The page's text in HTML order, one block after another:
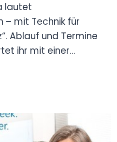
lautet
– mit Technik für
Ablauf und Termine
ihr mit einer…